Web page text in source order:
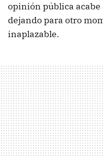
opinión pública
dejando para otro
inaplazable.